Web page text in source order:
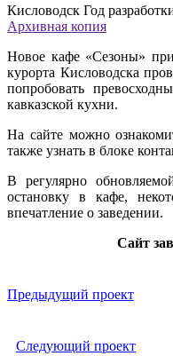
Кисловодск Год
Архивная копия
Новое кафе «Сезоны»
курорта Кисловодска
попробовать
кавказской кухни.
На сайте можно
также узнать в блоке
В регулярно
остановку в кафе,
впечатление о заведении.
Сайт
Предыдущий проект
Следующий проект